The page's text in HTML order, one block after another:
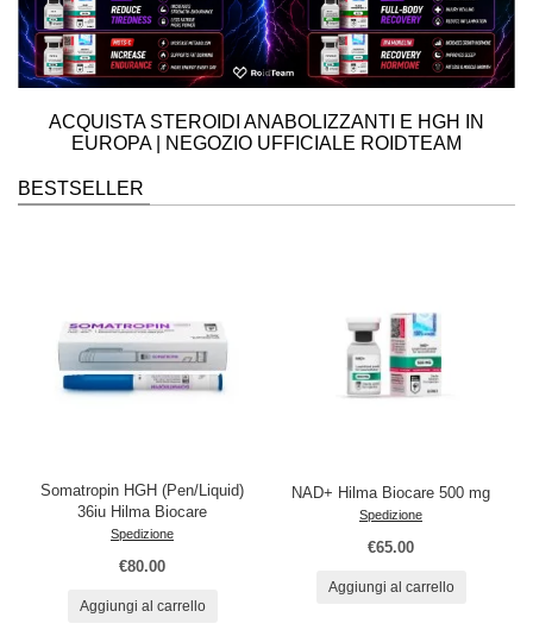
ACQUISTA STEROIDI ANABOLIZZANTI E HGH IN
EUROPA| NEGOZIO UFFICIALE ROIDTEAM
BESTSELLER
Somatropin HGH (Pen/Liquid)
36iu Hilma Biocare
Spedizione
€80.00
Aggiungi al carrello
NAD+ Hilma Biocare 500 mg
Spedizione
€65.00
Aggiungi al carrello